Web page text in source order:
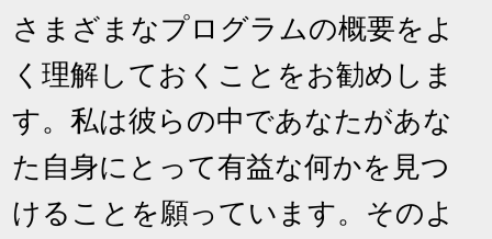
さまざまなプログラムの概要をよ
く理解しておくことをお勧めしま
す。私は彼らの中であなたがあな
た自身にとって有益な何かを見つ
けることを願っています。そのよ